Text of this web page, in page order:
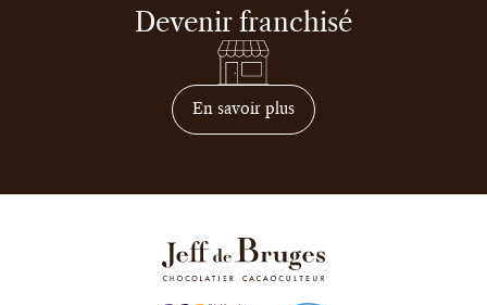
Devenir franchisé
En savoir plussur comment devenir